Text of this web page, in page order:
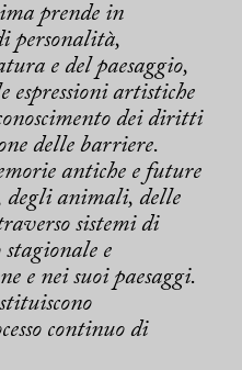
prende in
personalità,
e del paesaggio,
espressioni artistiche
dei diritti
delle barriere.
antiche e future
degli animali, delle
sistemi di
e
e nei suoi paesaggi.
continuo di